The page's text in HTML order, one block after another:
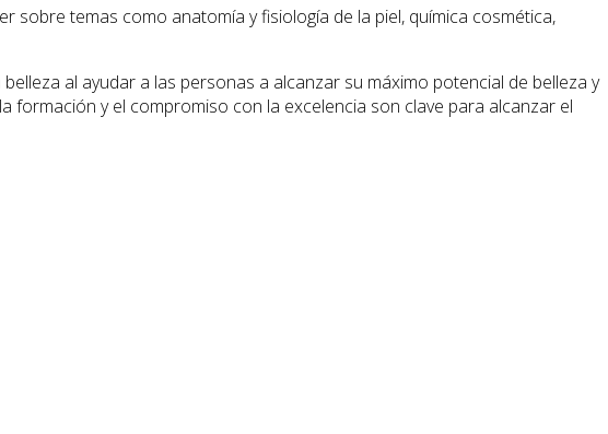
sobre temas como anatomía y fisiología de la piel, química cosmética,
al ayudar a las personas a alcanzar su máximo potencial de belleza y
y el compromiso con la excelencia son clave para alcanzar el